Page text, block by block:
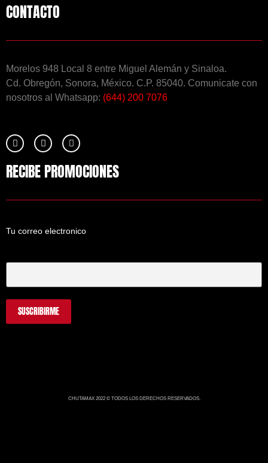
CONTACTO
Morelos 948 Local 8 entre Miguel Alemán y Sinaloa.
Cd. Obregón, Sonora, México. C.P. 85040. Comunicate con
nosotros al Whatsapp: (644) 200 7076
RECIBE PROMOCIONES
Tu correo electronico
CHUTAMAX 2022 © TODOS LOS DERECHOS RESERVADOS.